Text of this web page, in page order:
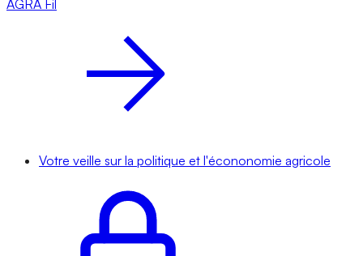
AGRA Fil
Votre veille sur la politique et l'écononomie agricole